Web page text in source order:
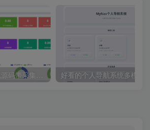
三端手机APP影视源码带采集手机H5源码带VIP卡密功能